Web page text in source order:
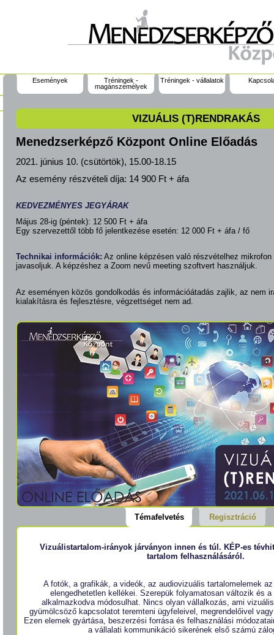
Események
Tréningek -
magánszemélyek
Tréningek - vállalatok
VIZUÁLIS (T)RENDRAKÁS
Menedzserképző Központ Online Előadás
2021. június 10. (csütörtök), 15.00-18.15
Az esemény részvételi díja: 14 900 Ft + áfa
KEDVEZMÉNYES JEGYÁRAK
Május 28-ig (péntek): 12 500 Ft + áfa
Egy szervezettől több fő jelentkezése esetén: 12 000 Ft + áfa / fő
Technikai információk: Az online képzésen való részvételhez
javasoljuk. A képzéshez a Zoom nevű meeting szoftvert használjuk.
Az eseményen közös gondolkodás és információátadás zajlik, az nem
kialakításra és fejlesztésre, végzettséget nem ad.
Témafelvetés Regisztráció
Vizuálistartalom-irányok járványon innen és túl. KÉP-es
tartalom felhasználásáról.
A fotók, a grafikák, a videók, az audiovizuális tartalomelemek
elengedhetetlen kellékei. Szerepük folyamatosan változik és
alkalmazkodva módosulhat. Nincs olyan vállalkozás, ami
gyümölcsöző kapcsolatot teremteni ügyfeleivel, megrendelőivel
Ezen elemek gyártása, beszerzési forrása és felhasználási
a vállalati kommunikáció sikerének első számú